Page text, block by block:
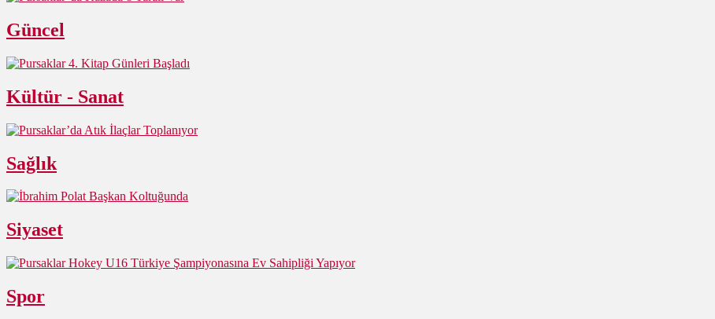
Güncel
Kültür - Sanat
Sağlık
Siyaset
Spor